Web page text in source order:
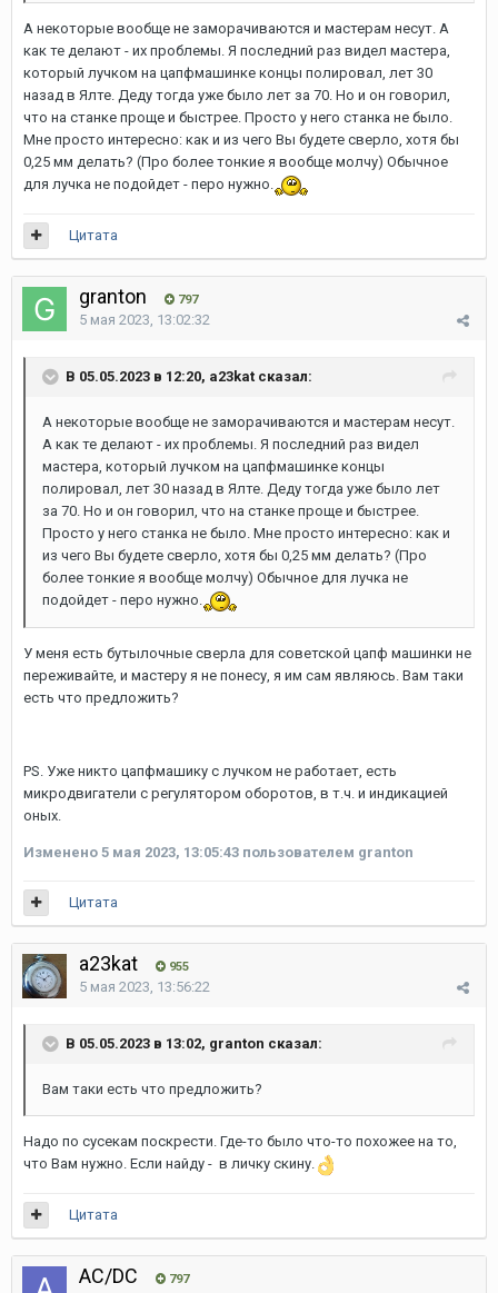
А некоторые вообще не заморачиваются и мастерам несут. А
как те делают - их проблемы. Я последний раз видел мастера,
который лучком на цапфмашинке концы полировал, лет 30
назад в Ялте. Деду тогда уже было лет за 70. Но и он говорил,
что на станке проще и быстрее. Просто у него станка не было.
Мне просто интересно: как и из чего Вы будете сверло, хотя бы
0,25 мм делать? (Про более тонкие я вообще молчу) Обычное
для лучка не подойдет - перо нужно.
Цитата
granton 797
5 мая 2023, 13:02:32
В 05.05.2023 в 12:20, a23kat сказал:
А некоторые вообще не заморачиваются и мастерам несут.
А как те делают - их проблемы. Я последний раз видел
мастера, который лучком на цапфмашинке концы
полировал, лет 30 назад в Ялте. Деду тогда уже было лет
за 70. Но и он говорил, что на станке проще и быстрее.
Просто у него станка не было. Мне просто интересно: как и
из чего Вы будете сверло, хотя бы 0,25 мм делать? (Про
более тонкие я вообще молчу) Обычное для лучка не
подойдет - перо нужно.
У меня есть бутылочные сверла для советской цапф машинки не
переживайте, и мастеру я не понесу, я им сам являюсь. Вам таки
есть что предложить?
PS. Уже никто цапфмашику с лучком не работает, есть
микродвигатели с регулятором оборотов, в т.ч. и индикацией
оных.
Изменено 5 мая 2023, 13:05:43 пользователем granton
Цитата
a23kat 955
5 мая 2023, 13:56:22
В 05.05.2023 в 13:02, granton сказал:
Вам таки есть что предложить?
Надо по сусекам поскрести. Где-то было что-то похожее на то,
что Вам нужно. Если найду - в личку скину.
Цитата
AC/DC 797